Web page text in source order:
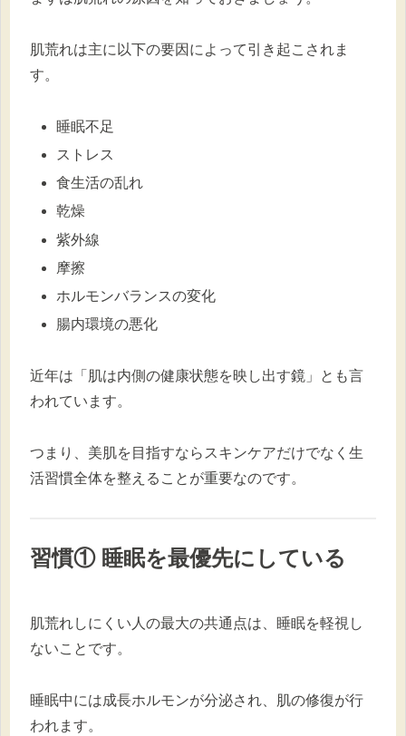
肌荒れは主に以下の要因によって引き起こされま
す。
睡眠不足
ストレス
食生活の乱れ
乾燥
紫外線
摩擦
ホルモンバランスの変化
腸内環境の悪化
近年は「肌は内側の健康状態を映し出す鏡」とも言
われています。
つまり、美肌を目指すならスキンケアだけでなく生
活習慣全体を整えることが重要なのです。
習慣① 睡眠を最優先にしている
肌荒れしにくい人の最大の共通点は、睡眠を軽視し
ないことです。
睡眠中には成長ホルモンが分泌され、肌の修復が行
われます。